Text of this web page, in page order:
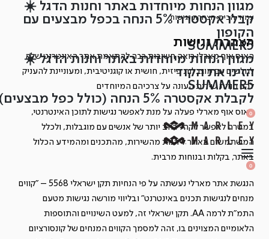
Skip
content
מגוון הנחות מיוחדות באתר וחנות הדגל ☀️
קבלו אקסטרה 5% הנחה בכפל מבצעים עם
הקופון
SUMMER5
מגוון הנחות מיוחדות באתר וחנות הדגל ☀️
הזינו את הקוד
SUMMER5
לקבלת אקסטרה 5% הנחה (כולל כפל מבצעים)
SEARCH
OPEN
OPEN
ACCOUNT
DETAILS
0
OPEN
CART
OPEN
DETAILS
SEARCH
0
OPEN
CART
עמוד הבית›הצהרת נגישות
הצהרת נגישות
האוס אוף מארלי רואה חשיבות רבה להתאמת אתר האינטרנט שלה
לגולשים עם מוגבלות פיזית, חושית או קוגניטיבית, ומעוניינת להעניק
להם חווית שירות העונה על צרכיהם המיוחדים
האוס אוף מארלי פעלה על מנת לאפשר נגישות לתוכן האינטרנטי,
במטרה לאפשר לקהל רחב יותר של אנשים עם מוגבלות, ולכלל
המשתמשים באתר ליהנות מהשירות, מהתכנים ומהמידע הכלול
באתר, בקלות ובנוחות מרבית.
הנגשת אתר מארלי נעשתה על פי הנחיות תקן ישראלי 5568 – "קווים
מנחים לנגישות תכנים באינטרנט" ובליווי מורשה נגישות מטעם
התמ"ת לרמה AA. תקן ישראלי זה, למעט השינויים והתוספות
הלאומיים המצוינים בו, זהה למסמך הקווים המנחים של קונסורציום